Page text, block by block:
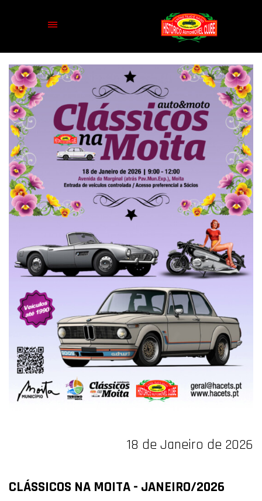
18 de Janeiro de 2026
CLÁSSICOS NA MOITA - JANEIRO/2026